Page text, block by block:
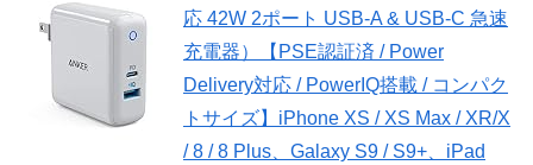
応 42W 2ポート USB-A & USB-C 急速
充電器）【PSE認証済 / Power
Delivery対応 / PowerIQ搭載 / コンパク
トサイズ】iPhone XS / XS Max / XR/X
/ 8 / 8 Plus、Galaxy S9 / S9+、iPad